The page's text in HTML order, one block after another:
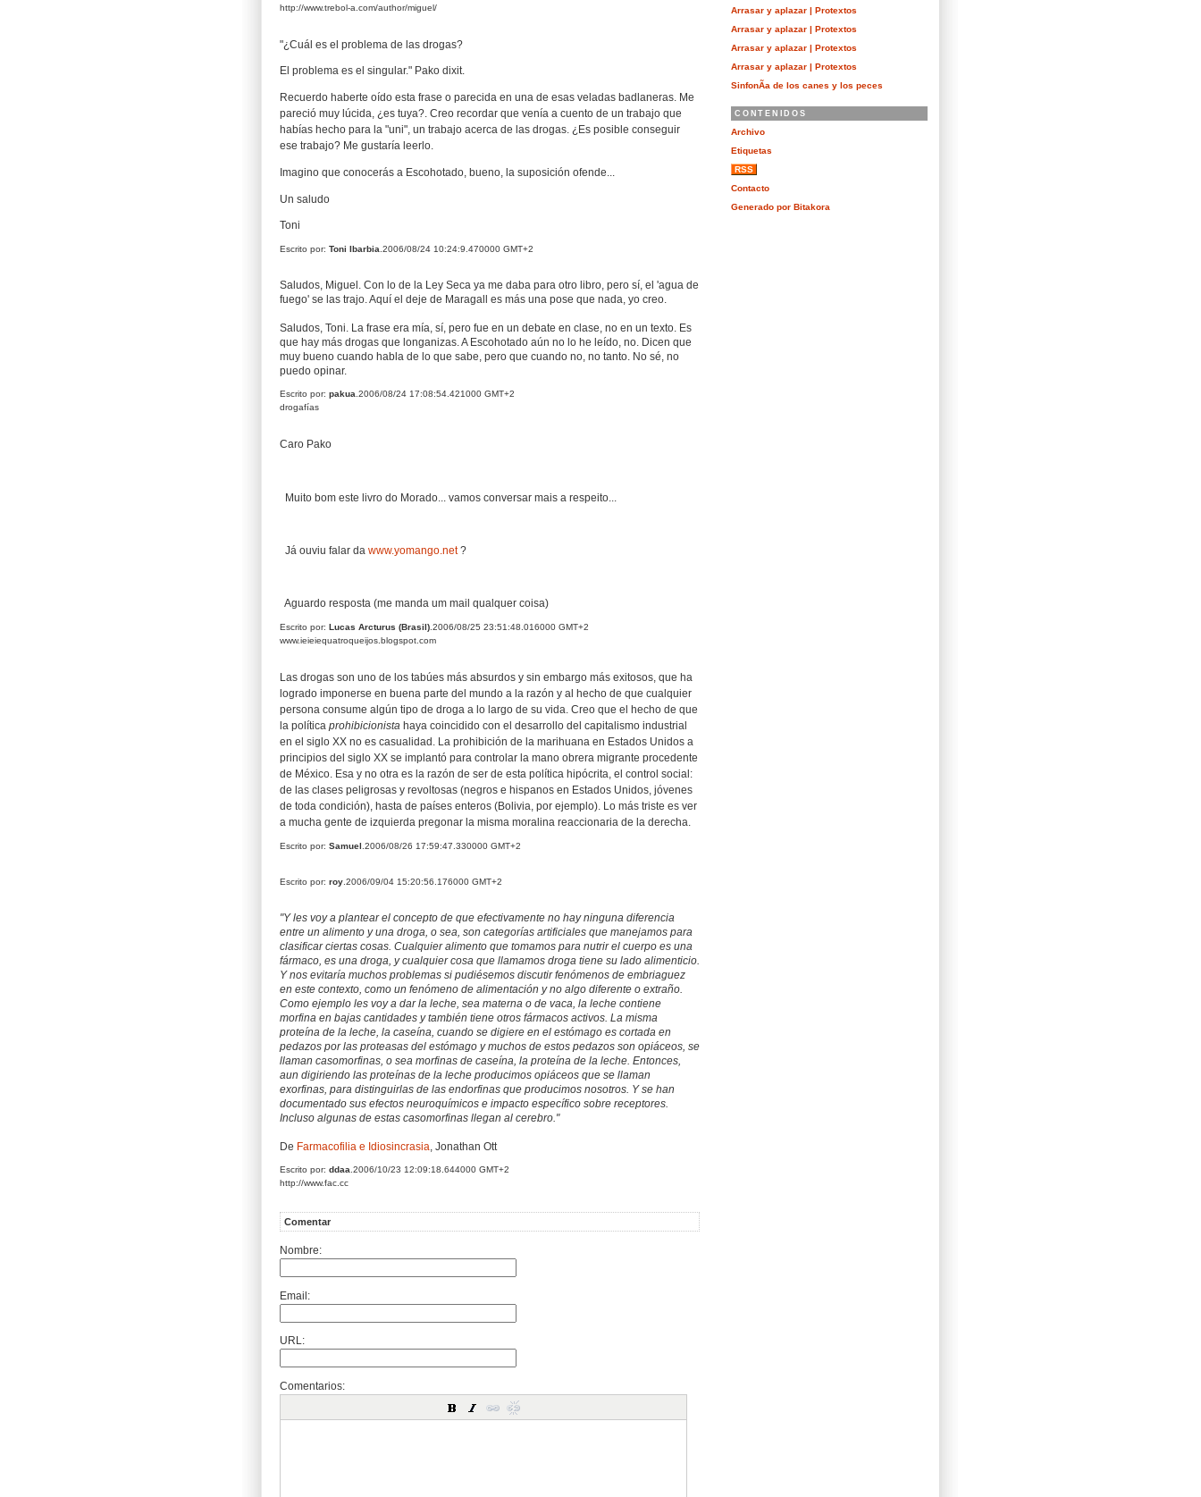
http://www.trebol-a.com/author/miguel/
"¿Cuál es el problema de las drogas?
El problema es el singular." Pako dixit.
Recuerdo haberte oído esta frase o parecida en una de esas veladas badlaneras. Me
pareció muy lúcida, ¿es tuya?. Creo recordar que venía a cuento de un trabajo que
habías hecho para la "uni", un trabajo acerca de las drogas. ¿Es posible conseguir
ese trabajo? Me gustaría leerlo.
Imagino que conocerás a Escohotado, bueno, la suposición ofende...
Un saludo
Toni
Escrito por: Toni Ibarbia .2006/08/24 10:24:9.470000 GMT+2
Saludos, Miguel. Con lo de la Ley Seca ya me daba para otro libro, pero sí, el 'agua de
fuego' se las trajo. Aquí el deje de Maragall es más una pose que nada, yo creo.
Saludos, Toni. La frase era mía, sí, pero fue en un debate en clase, no en un texto. Es
que hay más drogas que longanizas. A Escohotado aún no lo he leído, no. Dicen que
muy bueno cuando habla de lo que sabe, pero que cuando no, no tanto. No sé, no
puedo opinar.
Escrito por: pakua .2006/08/24 17:08:54.421000 GMT+2
drogafías
Caro Pako
Muito bom este livro do Morado... vamos conversar mais a respeito...
Já ouviu falar da www.yomango.net?
Aguardo resposta (me manda um mail qualquer coisa)
Escrito por: Lucas Arcturus (Brasil).2006/08/25 23:51:48.016000 GMT+2
www.ieieiequatroqueijos.blogspot.com
Las drogas son uno de los tabúes más absurdos y sin embargo más exitosos, que ha
logrado imponerse en buena parte del mundo a la razón y al hecho de que cualquier
persona consume algún tipo de droga a lo largo de su vida. Creo que el hecho de que
la política prohibicionista haya coincidido con el desarrollo del capitalismo industrial
en el siglo XX no es casualidad. La prohibición de la marihuana en Estados Unidos a
principios del siglo XX se implantó para controlar la mano obrera migrante procedente
de México. Esa y no otra es la razón de ser de esta política hipócrita, el control social:
de las clases peligrosas y revoltosas (negros e hispanos en Estados Unidos, jóvenes
de toda condición), hasta de países enteros (Bolivia, por ejemplo). Lo más triste es ver
a mucha gente de izquierda pregonar la misma moralina reaccionaria de la derecha.
Escrito por: Samuel.2006/08/26 17:59:47.330000 GMT+2
Escrito por: roy.2006/09/04 15:20:56.176000 GMT+2
"Y les voy a plantear el concepto de que efectivamente no hay ninguna diferencia
entre un alimento y una droga, o sea, son categorías artificiales que manejamos para
clasificar ciertas cosas. Cualquier alimento que tomamos para nutrir el cuerpo es una
fármaco, es una droga, y cualquier cosa que llamamos droga tiene su lado alimenticio.
Y nos evitaría muchos problemas si pudiésemos discutir fenómenos de embriaguez
en este contexto, como un fenómeno de alimentación y no algo diferente o extraño.
Como ejemplo les voy a dar la leche, sea materna o de vaca, la leche contiene
morfina en bajas cantidades y también tiene otros fármacos activos. La misma
proteína de la leche, la caseína, cuando se digiere en el estómago es cortada en
pedazos por las proteasas del estómago y muchos de estos pedazos son opiáceos, se
llaman casomorfinas, o sea morfinas de caseína, la proteína de la leche. Entonces,
aun digiriendo las proteínas de la leche producimos opiáceos que se llaman
exorfinas, para distinguirlas de las endorfinas que producimos nosotros. Y se han
documentado sus efectos neuroquímicos e impacto específico sobre receptores.
Incluso algunas de estas casomorfinas llegan al cerebro."
De Farmacofilia e Idiosincrasia , Jonathan Ott
Escrito por: ddaa .2006/10/23 12:09:18.644000 GMT+2
http://www.fac.cc
Comentar
Nombre:
Email:
URL:
Comentarios:
Arrasar y aplazar | Protextos
Arrasar y aplazar | Protextos
Arrasar y aplazar | Protextos
Arrasar y aplazar | Protextos
SinfonÃ­a de los canes y los peces
CONTENIDOS
Archivo
Etiquetas
RSS
Contacto
Generado por Bitakora